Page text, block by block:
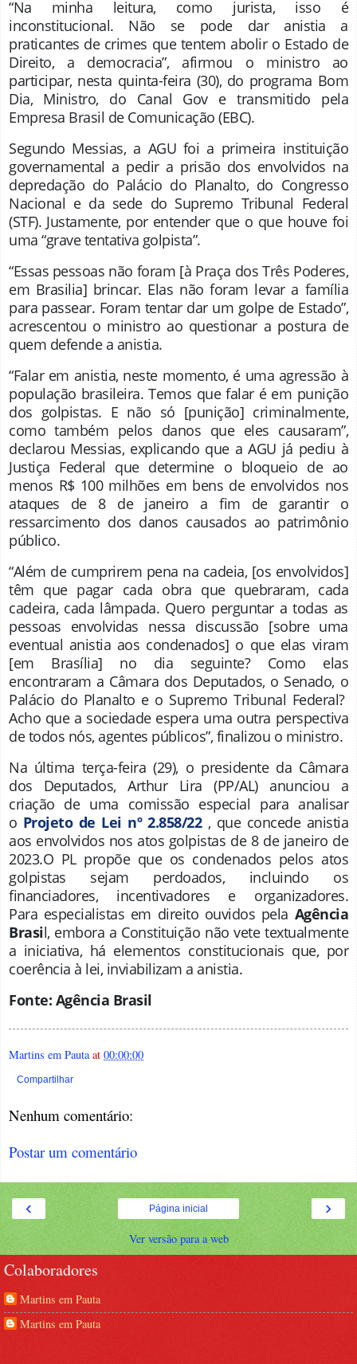
“Na minha leitura, como jurista, isso é
inconstitucional. Não se pode dar anistia a
praticantes de crimes que tentem abolir o Estado de
Direito, a democracia”, afirmou o ministro ao
participar, nesta quinta-feira (30), do programa Bom
Dia, Ministro, do Canal Gov e transmitido pela
Empresa Brasil de Comunicação (EBC).
Segundo Messias, a AGU foi a primeira instituição
governamental a pedir a prisão dos envolvidos na
depredação do Palácio do Planalto, do Congresso
Nacional e da sede do Supremo Tribunal Federal
(STF). Justamente, por entender que o que houve foi
uma “grave tentativa golpista”.
“Essas pessoas não foram [à Praça dos Três Poderes,
em Brasilia] brincar. Elas não foram levar a família
para passear. Foram tentar dar um golpe de Estado”,
acrescentou o ministro ao questionar a postura de
quem defende a anistia.
“Falar em anistia, neste momento, é uma agressão à
população brasileira. Temos que falar é em punição
dos golpistas. E não só [punição] criminalmente,
como também pelos danos que eles causaram”,
declarou Messias, explicando que a AGU já pediu à
Justiça Federal que determine o bloqueio de ao
menos R$ 100 milhões em bens de envolvidos nos
ataques de 8 de janeiro a fim de garantir o
ressarcimento dos danos causados ao patrimônio
público.
“Além de cumprirem pena na cadeia, [os envolvidos]
têm que pagar cada obra que quebraram, cada
cadeira, cada lâmpada. Quero perguntar a todas as
pessoas envolvidas nessa discussão [sobre uma
eventual anistia aos condenados] o que elas viram
[em Brasília] no dia seguinte? Como elas
encontraram a Câmara dos Deputados, o Senado, o
Palácio do Planalto e o Supremo Tribunal Federal?
Acho que a sociedade espera uma outra perspectiva
de todos nós, agentes públicos”, finalizou o ministro.
Na última terça-feira (29), o presidente da Câmara
dos Deputados, Arthur Lira (PP/AL) anunciou a
criação de uma comissão especial para analisar
o Projeto de Lei nº 2.858/22, que concede anistia
aos envolvidos nos atos golpistas de 8 de janeiro de
2023.O PL propõe que os condenados pelos atos
golpistas sejam perdoados, incluindo os
financiadores, incentivadores e organizadores.
Para especialistas em direito ouvidos pela Agência
Brasil, embora a Constituição não vete textualmente
a iniciativa, há elementos constitucionais que, por
coerência à lei, inviabilizam a anistia.
Fonte: Agência Brasil
Martins em Pauta at 00:00:00
Compartilhar
Nenhum comentário:
Postar um comentário
‹ ›
Página inicial
Ver versão para a web
Colaboradores
Martins em Pauta
Martins em Pauta